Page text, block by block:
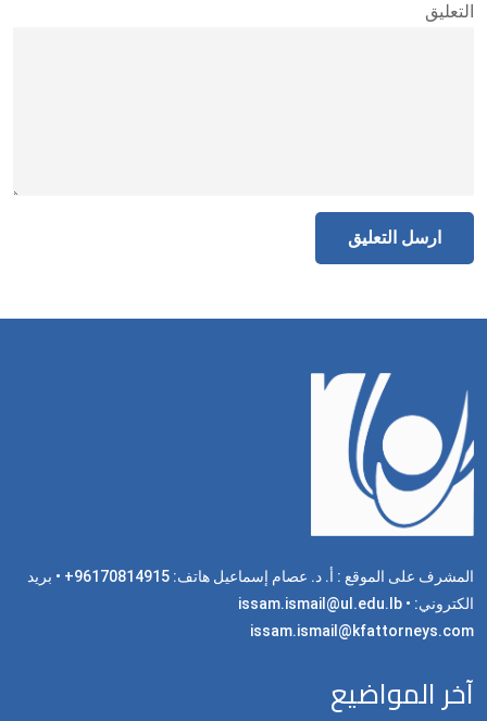
التعليق
المشرف على الموقع : أ. د. عصام إسماعيل هاتف: 96170814915+ • بريد
الكتروني: issam.ismail@ul.edu.lb •
issam.ismail@kfattorneys.com
آخر المواضيع